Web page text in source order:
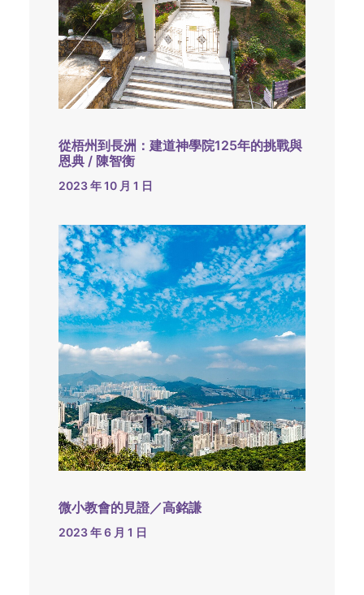
從梧州到長洲：建道神學院125年的挑戰與
恩典 / 陳智衡
2023 年 10 月 1 日
微小教會的見證／高銘謙
2023 年 6 月 1 日